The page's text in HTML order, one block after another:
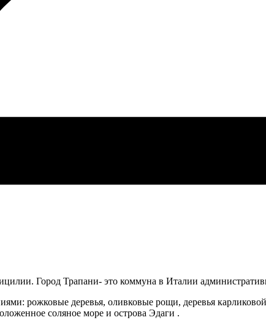
Город Трапани- это коммуна в Италии
рожковые деревья, оливковые рощи, деревья
соляное море и острова Эдаги .